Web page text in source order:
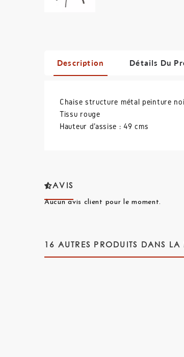
Description Détails Du
Chaise structure métal peinture
Tissu rouge
Hauteur d'assise : 49 cms
AVIS
Aucun avis client pour le moment.
16 AUTRES PRODUITS DANS